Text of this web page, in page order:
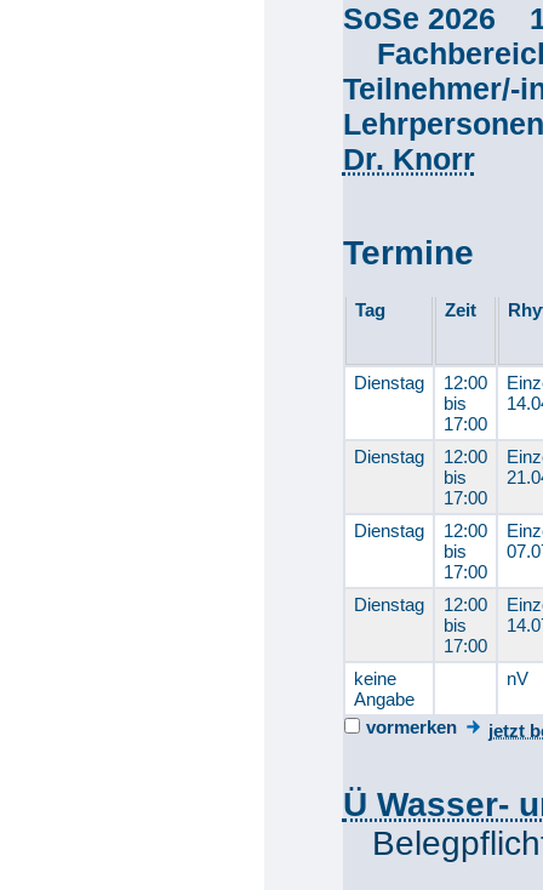
SoSe 2026
Dr. Knorr
Termine
Tag Zeit
Dienstag
12:00
bis
17:00
Dienstag
12:00
bis
17:00
Dienstag
12:00
bis
17:00
Dienstag
12:00
bis
17:00
keine
Angabe
nV
vormerken jetzt
Ü Wasser-